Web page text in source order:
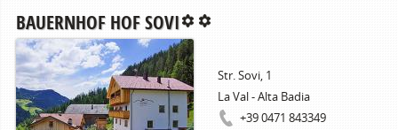
BAUERNHOF HOF SOVI
Str. Sovi, 1
La Val - Alta Badia
+39 0471 843349